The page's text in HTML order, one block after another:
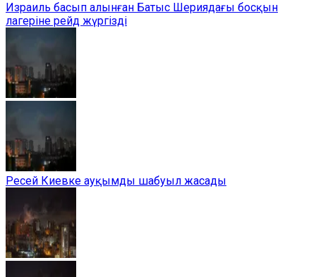
Израиль басып алынған Батыс Шериядағы босқын
лагеріне рейд жүргізді
Ресей Киевке ауқымды шабуыл жасады